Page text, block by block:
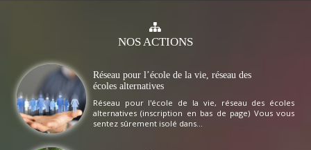
NOSACTIONS
Réseau pour l’école de la vie, réseau des
écoles alternatives
Réseau pour l'école de la vie, réseau des écoles
alternatives (inscription en bas de page) Vous vous
sentez sûrement isolé dans...